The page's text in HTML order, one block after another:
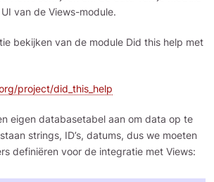
van de Views-module.
bekijken van de module Did this help met
project/did_this_help
eigen databasetabel aan om data op te
strings, ID’s, datums, dus we moeten
definiëren voor de integratie met Views: